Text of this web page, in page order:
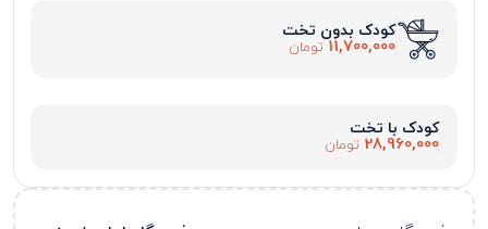
کودک بدون تخت
11,700,000 تومان
کودک با تخت
28,960,000 تومان